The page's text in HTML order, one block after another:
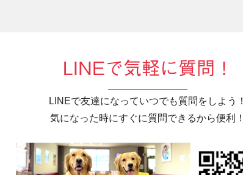
LINEで気軽に質問！
LINEで友達になっていつでも質問をしよう！
気になった時にすぐに質問できるから便利！